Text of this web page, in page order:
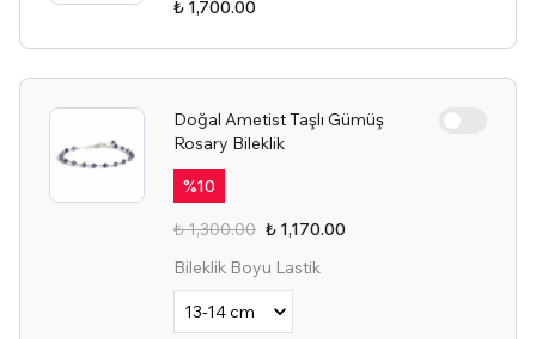
₺ 1,700.00
Doğal Ametist Taşlı Gümüş
Rosary Bileklik
%10
₺ 1,300.00 ₺ 1,170.00
Bileklik Boyu Lastik